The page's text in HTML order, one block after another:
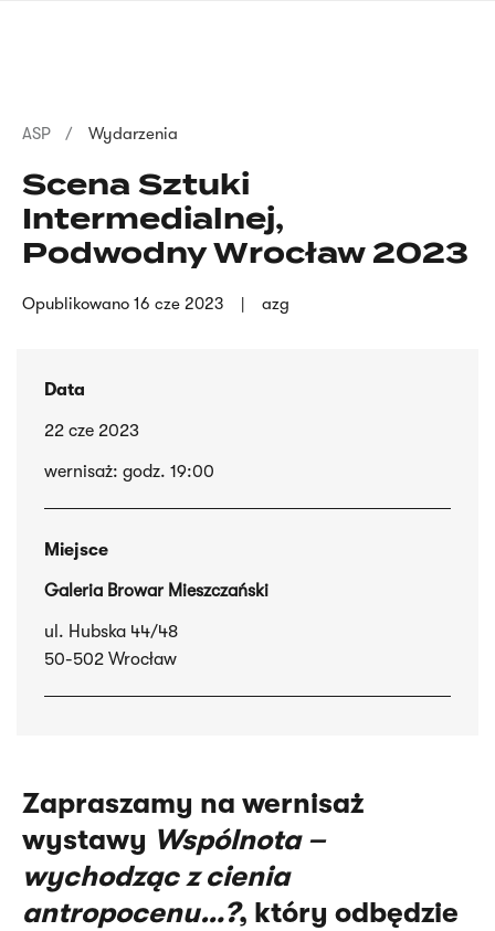
Ścieżka
nawigacyjna
ASP Wydarzenia
Scena Sztuki
Intermedialnej,
Podwodny Wrocław 2023
Opublikowano 16 cze 2023 azg
Data
22 cze 2023
wernisaż: godz. 19:00
Miejsce
Galeria Browar Mieszczański
ul. Hubska 44/48
50-502 Wrocław
Zapraszamy na wernisaż
wystawy Wspólnota –
wychodząc z cienia
antropocenu…?, który odbędzie